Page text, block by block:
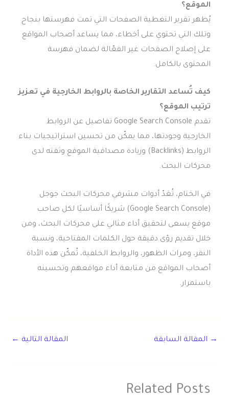
الموقع؟
يُظهر تقرير التغطية الصفحات التي تمت فهرستها بنجاح
وتلك التي تحتوي على أخطاء، مما يساعد أصحاب المواقع
على إصلاح الصفحات غير الفعّالة لضمان فهرسة
المحتوى بالكامل.
كيف تُساعد التقارير الخاصة بالروابط الخارجية في تعزيز
ترتيب الموقع؟
تقدم Google Search Console تفاصيل عن الروابط
الخارجية وجودتها، مما يمكّن من تحسين استراتيجيات بناء
الروابط (Backlinks) وزيادة مصداقية الموقع وثقته لدى
محركات البحث.
في الختام، تُعَدّ أدوات مشرفي محركات البحث جوجل
(Google Search Console) شريكًا أساسيًا لكل صاحب
موقع يسعى لتحقيق أداء مثالي على محركات البحث، ومن
خلال تقديم رؤى دقيقة حول الكلمات المفتاحية، ونسبة
النقر، ومرات الظهور، والروابط الخلفية، تُمكّن هذه الأداة
أصحاب المواقع من متابعة أداء مواقعهم وتحسينه
باستمرار.
→ المقالة السابقة المقالة التالية ←
Related Posts